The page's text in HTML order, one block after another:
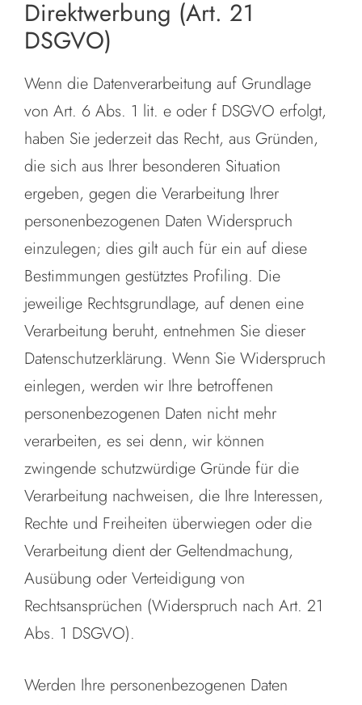
Direktwerbung (Art. 21
DSGVO)
Wenn die Datenverarbeitung auf Grundlage
von Art. 6 Abs. 1 lit. e oder f DSGVO erfolgt,
haben Sie jederzeit das Recht, aus Gründen,
die sich aus Ihrer besonderen Situation
ergeben, gegen die Verarbeitung Ihrer
personenbezogenen Daten Widerspruch
einzulegen; dies gilt auch für ein auf diese
Bestimmungen gestütztes Profiling. Die
jeweilige Rechtsgrundlage, auf denen eine
Verarbeitung beruht, entnehmen Sie dieser
Datenschutzerklärung. Wenn Sie Widerspruch
einlegen, werden wir Ihre betroffenen
personenbezogenen Daten nicht mehr
verarbeiten, es sei denn, wir können
zwingende schutzwürdige Gründe für die
Verarbeitung nachweisen, die Ihre Interessen,
Rechte und Freiheiten überwiegen oder die
Verarbeitung dient der Geltendmachung,
Ausübung oder Verteidigung von
Rechtsansprüchen (Widerspruch nach Art. 21
Abs. 1 DSGVO).
Werden Ihre personenbezogenen Daten